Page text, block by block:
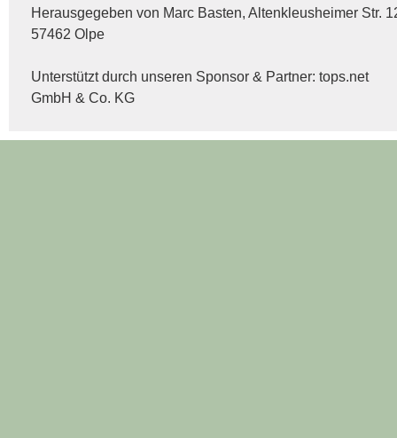
Herausgegeben von Marc Basten, Altenkleusheimer Str.
57462 Olpe
Unterstützt durch unseren Sponsor & Partner: tops.net
GmbH & Co. KG